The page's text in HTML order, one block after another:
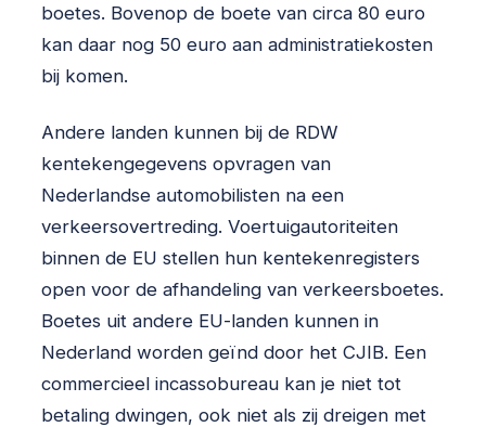
boetes. Bovenop de boete van circa 80 euro
kan daar nog 50 euro aan administratiekosten
bij komen.
Andere landen kunnen bij de RDW
kentekengegevens opvragen van
Nederlandse automobilisten na een
verkeersovertreding. Voertuigautoriteiten
binnen de EU stellen hun kentekenregisters
open voor de afhandeling van verkeersboetes.
Boetes uit andere EU-landen kunnen in
Nederland worden geïnd door het CJIB. Een
commercieel incassobureau kan je niet tot
betaling dwingen, ook niet als zij dreigen met